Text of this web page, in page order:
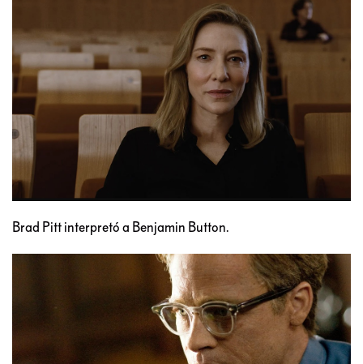
Brad Pitt interpretó a Benjamin Button.